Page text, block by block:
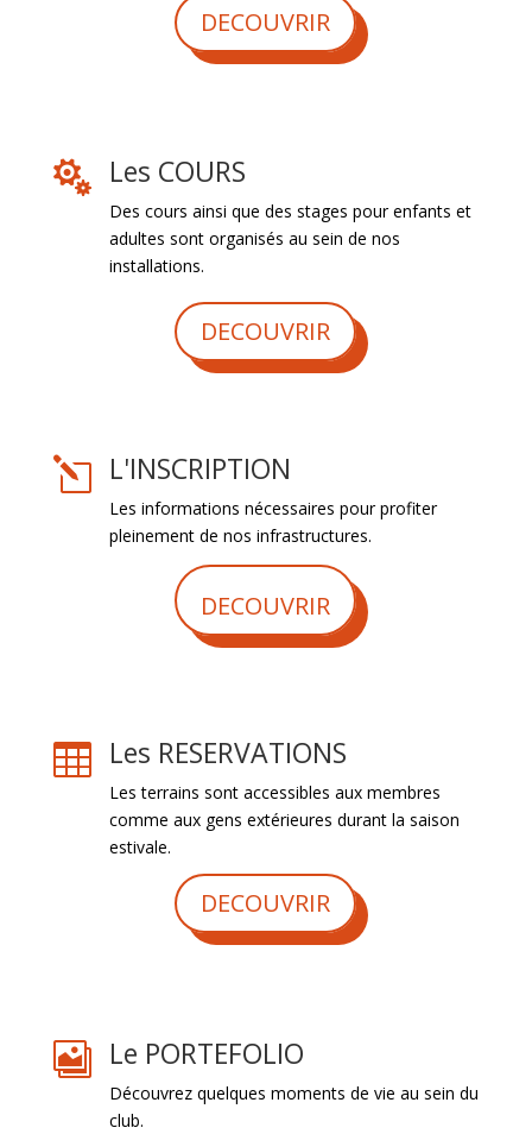
DECOUVRIR
 Les COURS
Des cours ainsi que des stages pour enfants et
adultes sont organisés au sein de nos
installations.
DECOUVRIR
l L'INSCRIPTION
Les informations nécessaires pour profiter
pleinement de nos infrastructures.
DECOUVRIR
 Les RESERVATIONS
Les terrains sont accessibles aux membres
comme aux gens extérieures durant la saison
estivale.
DECOUVRIR
 Le PORTEFOLIO
Découvrez quelques moments de vie au sein du
club.